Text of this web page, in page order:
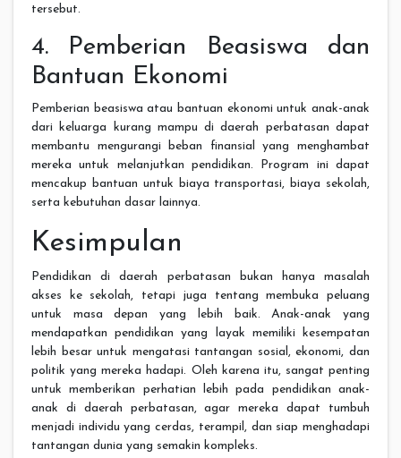
tersebut.
4. Pemberian Beasiswa dan
Bantuan Ekonomi
Pemberian beasiswa atau bantuan ekonomi untuk anak-anak
dari keluarga kurang mampu di daerah perbatasan dapat
membantu mengurangi beban finansial yang menghambat
mereka untuk melanjutkan pendidikan. Program ini dapat
mencakup bantuan untuk biaya transportasi, biaya sekolah,
serta kebutuhan dasar lainnya.
Kesimpulan
Pendidikan di daerah perbatasan bukan hanya masalah
akses ke sekolah, tetapi juga tentang membuka peluang
untuk masa depan yang lebih baik. Anak-anak yang
mendapatkan pendidikan yang layak memiliki kesempatan
lebih besar untuk mengatasi tantangan sosial, ekonomi, dan
politik yang mereka hadapi. Oleh karena itu, sangat penting
untuk memberikan perhatian lebih pada pendidikan anak-
anak di daerah perbatasan, agar mereka dapat tumbuh
menjadi individu yang cerdas, terampil, dan siap menghadapi
tantangan dunia yang semakin kompleks.